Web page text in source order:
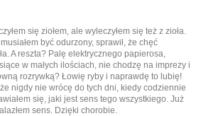
się ziołem, ale wyleczyłem się też z zioła.
być odurzony, sprawił, że chęć
A reszta? Palę elektrycznego papierosa,
w małych ilościach, nie chodzę na imprezy i
rozrywką? Łowię ryby i naprawdę to lubię!
nigdy nie wrócę do tych dni, kiedy codziennie
się, jaki jest sens tego wszystkiego. Już
sens. Dzięki chorobie.